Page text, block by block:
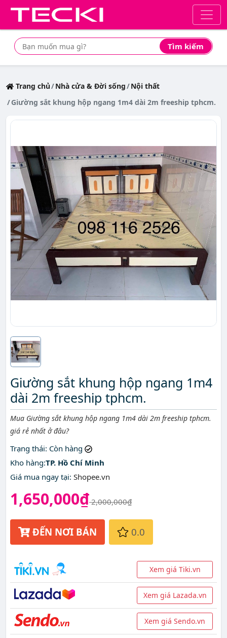
Tìm kiếm
Tìm mua sản phẩm giá rẻ nhất
Trang chủ Nhà cửa & Đời sống
Nội thất
Giường sắt khung hộp ngang 1m4 dài 2m freeship tphcm.
Giường sắt khung hộp ngang 1m4
dài 2m freeship tphcm.
Mô tả ngắn
Mua Giường sắt khung hộp ngang 1m4 dài 2m freeship tphcm.
giá rẻ nhất ở đâu?
Trạng thái: Còn hàng
Kho hàng:TP. Hồ Chí Minh
Giá mua ngay tại: Shopee.vn
1,650,000₫2,000,000₫
ĐẾN NƠI BÁN 0.0
Xem giá Tiki.vn
Xem giá Lazada.vn
Xem giá Sendo.vn